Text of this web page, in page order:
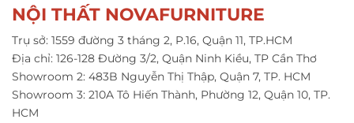
NỘI THẤT NOVAFURNITURE
Trụ sở: 1559 đường 3 tháng 2, P.16, Quận 11, TP.HCM
Địa chỉ: 126-128 Đường 3/2, Quận Ninh Kiều, TP Cần Thơ
Showroom 2: 483B Nguyễn Thị Thập, Quận 7, TP. HCM
Showroom 3: 210A Tô Hiến Thành, Phường 12, Quận 10, TP.
HCM